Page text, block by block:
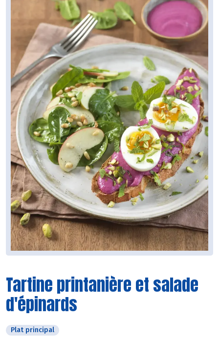
Tartine printanière et salade
d'épinards
Plat principal